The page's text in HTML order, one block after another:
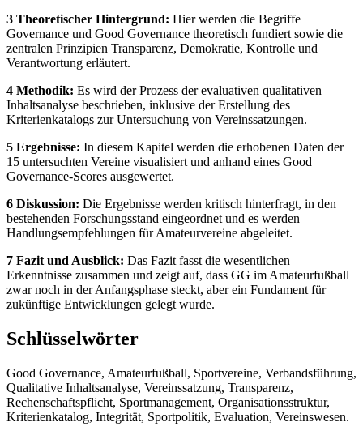
3 Theoretischer Hintergrund: Hier werden die Begriffe
Governance und Good Governance theoretisch fundiert sowie die
zentralen Prinzipien Transparenz, Demokratie, Kontrolle und
Verantwortung erläutert.
4 Methodik: Es wird der Prozess der evaluativen qualitativen
Inhaltsanalyse beschrieben, inklusive der Erstellung des
Kriterienkatalogs zur Untersuchung von Vereinssatzungen.
5 Ergebnisse: In diesem Kapitel werden die erhobenen Daten der
15 untersuchten Vereine visualisiert und anhand eines Good
Governance-Scores ausgewertet.
6 Diskussion: Die Ergebnisse werden kritisch hinterfragt, in den
bestehenden Forschungsstand eingeordnet und es werden
Handlungsempfehlungen für Amateurvereine abgeleitet.
7 Fazit und Ausblick: Das Fazit fasst die wesentlichen
Erkenntnisse zusammen und zeigt auf, dass GG im Amateurfußball
zwar noch in der Anfangsphase steckt, aber ein Fundament für
zukünftige Entwicklungen gelegt wurde.
Schlüsselwörter
Good Governance, Amateurfußball, Sportvereine, Verbandsführung,
Qualitative Inhaltsanalyse, Vereinssatzung, Transparenz,
Rechenschaftspflicht, Sportmanagement, Organisationsstruktur,
Kriterienkatalog, Integrität, Sportpolitik, Evaluation, Vereinswesen.